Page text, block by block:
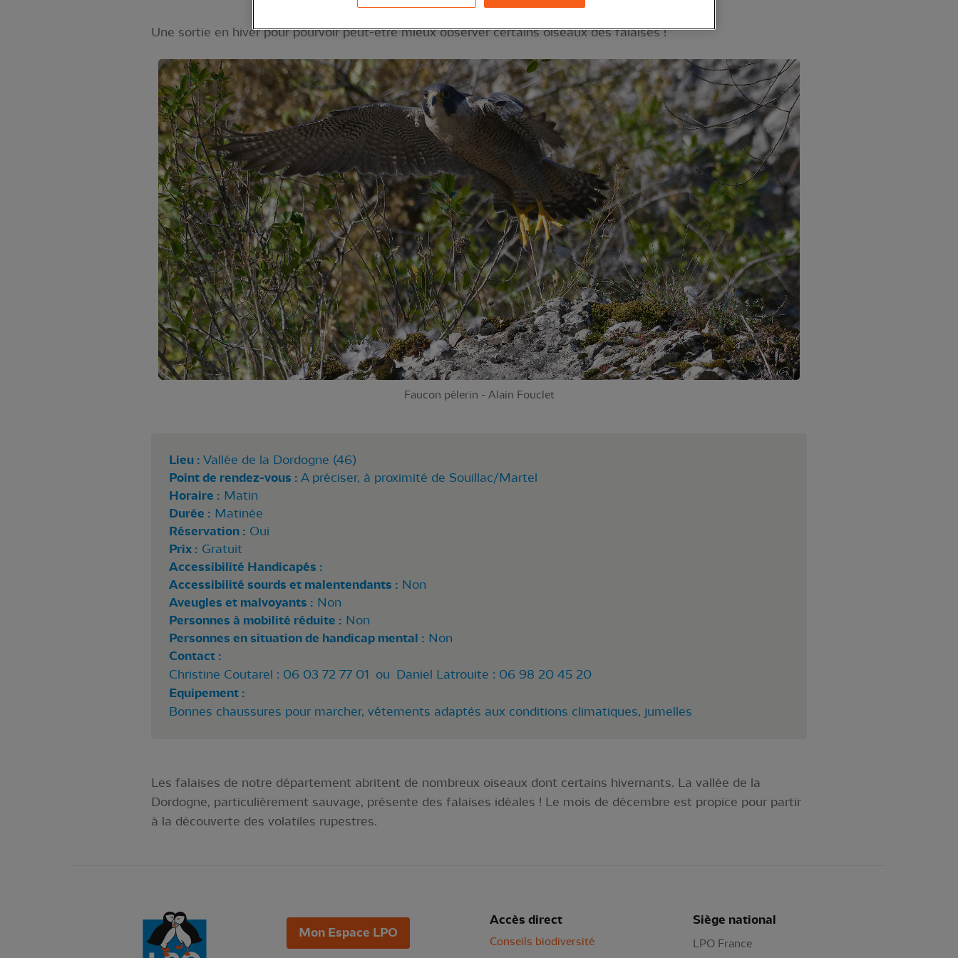
Une sortie en hiver pour pourvoir peut-être mieux observer certains oiseaux des falaises !
Faucon pélerin - Alain Fouclet
Lieu : Vallée de la Dordogne (46)
Point de rendez-vous : A préciser, à proximité de Souillac/Martel
Horaire : Matin
Durée : Matinée
Réservation : Oui
Prix : Gratuit
Accessibilité Handicapés :
Accessibilité sourds et malentendants : Non
Aveugles et malvoyants : Non
Personnes à mobilité réduite : Non
Personnes en situation de handicap mental : Non
Contact :
Christine Coutarel : 06 03 72 77 01 ou Daniel Latrouite : 06 98 20 45 20
Equipement :
Bonnes chaussures pour marcher, vêtements adaptés aux conditions climatiques, jumelles
Les falaises de notre département abritent de nombreux oiseaux dont certains hivernants. La vallée de la
Dordogne, particulièrement sauvage, présente des falaises idéales ! Le mois de décembre est propice pour partir
à la découverte des volatiles rupestres.
Mon Espace LPO
Accès direct
Conseils biodiversité
Siège national
LPO France